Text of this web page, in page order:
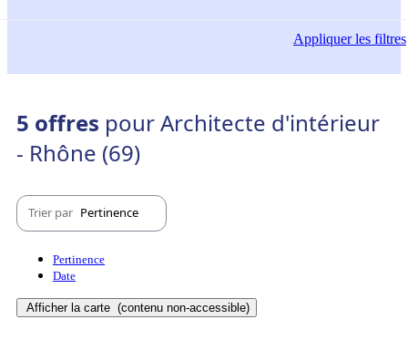
Appliquerles filtres
5 offres pour Architecte d'intérieur
- Rhône (69)
Trier par Pertinence
Pertinence
Date
Afficher la carte (contenu non-accessible)